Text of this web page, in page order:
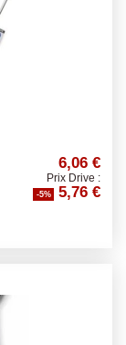
6,06 €
Prix Drive :
-5% 5,76 €